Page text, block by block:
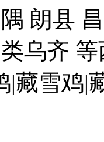
朗县
乌齐
|藏雪鸡|